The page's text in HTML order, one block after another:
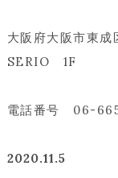
大阪府大阪市東
SERIO 1F
電話番号 06-
2020.11.5